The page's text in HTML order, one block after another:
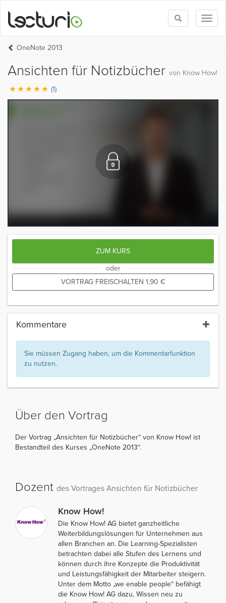
Toggle
search
OneNote 2013
Ansichten für Notizbücher von Know How!
(1)
ZUM KURS
oder
VORTRAG FREISCHALTEN 1,90 €
Kommentare
Sie müssen Zugang haben, um die Kommentarfunktion
zu nutzen.
Über den Vortrag
Der Vortrag „Ansichten für Notizbücher“ von Know How! ist
Bestandteil des Kurses „OneNote 2013“.
Dozent des Vortrages Ansichten für Notizbücher
Know How!
Die Know How! AG bietet ganzheitliche
Weiterbildungslösungen für Unternehmen aus
allen Branchen an. Die Learning-Spezialisten
betrachten dabei alle Stufen des Lernens und
können durch ihre Konzepte die Produktivität
und Leistungsfähigkeit der Mitarbeiter steigern.
Unter dem Motto „we enable people“ befähigt
die Know How! AG dazu, Wissen neu zu